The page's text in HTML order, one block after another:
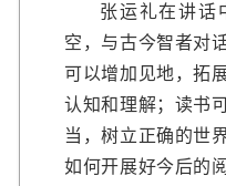
张运礼在讲话
空，与古今智者对
可以增加见地，拓
认知和理解；读书
当，树立正确的世
如何开展好今后的